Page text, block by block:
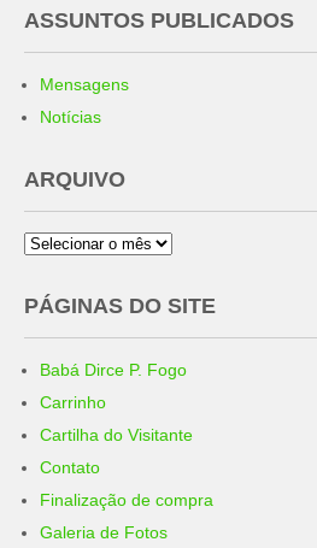
ASSUNTOS PUBLICADOS
Mensagens
Notícias
ARQUIVO
Arquivo
PÁGINAS DO SITE
Babá Dirce P. Fogo
Carrinho
Cartilha do Visitante
Contato
Finalização de compra
Galeria de Fotos